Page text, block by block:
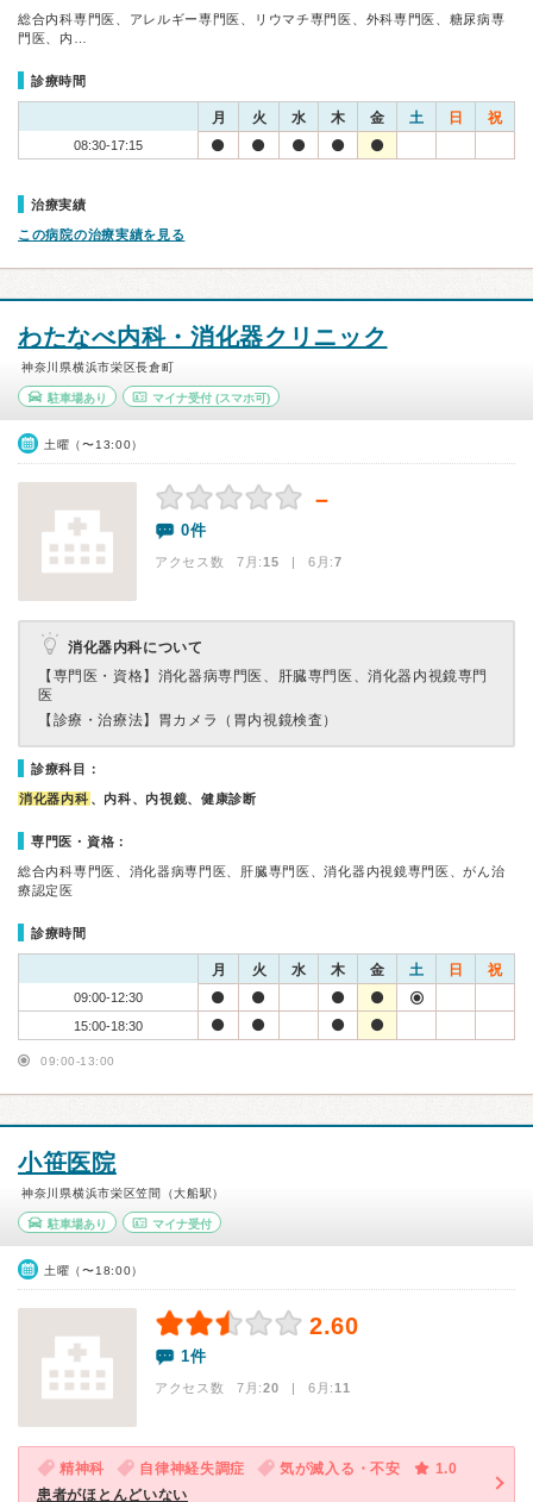
総合内科専門医、アレルギー専門医、リウマチ専門医、外科専門医、糖尿病専
門医、内…
診療時間
月 火 水 木 金 土 日 祝
08:30-17:15
治療実績
この病院の治療実績を見る
わたなべ内科・消化器クリニック
神奈川県横浜市栄区長倉町
駐車場あり マイナ受付(スマホ可)
土曜（〜13:00）
－
0件
アクセス数 7月:15 | 6月:7
消化器内科について
【専門医・資格】 消化器病専門医、肝臓専門医、消化器内視鏡専門
医
【診療・治療法】 胃カメラ（胃内視鏡検査）
診療科目：
消化器内科 、内科、内視鏡、健康診断
専門医・資格：
総合内科専門医、消化器病専門医、肝臓専門医、消化器内視鏡専門医、がん治
療認定医
診療時間
月 火 水 木 金 土 日 祝
09:00-12:30
15:00-18:30
09:00-13:00
小笹医院
神奈川県横浜市栄区笠間（大船駅）
駐車場あり マイナ受付
土曜（〜18:00）
2.60
1件
アクセス数 7月:20 | 6月:11
精神科 自律神経失調症 気が滅入る・不安
1.0
患者がほとんどいない